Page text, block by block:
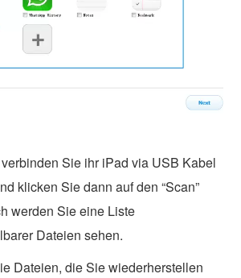
Sie ihr iPad via USB Kabel
klicken Sie dann auf den “Scan”
werden Sie eine Liste
Dateien sehen.
Dateien, die Sie wiederherstellen